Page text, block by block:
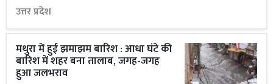
उत्तर प्रदेश
मथुरा में हुई झमाझम बारिश : आधा घंटे की
बारिश में शहर बना तालाब, जगह-जगह
हुआ जलभराव